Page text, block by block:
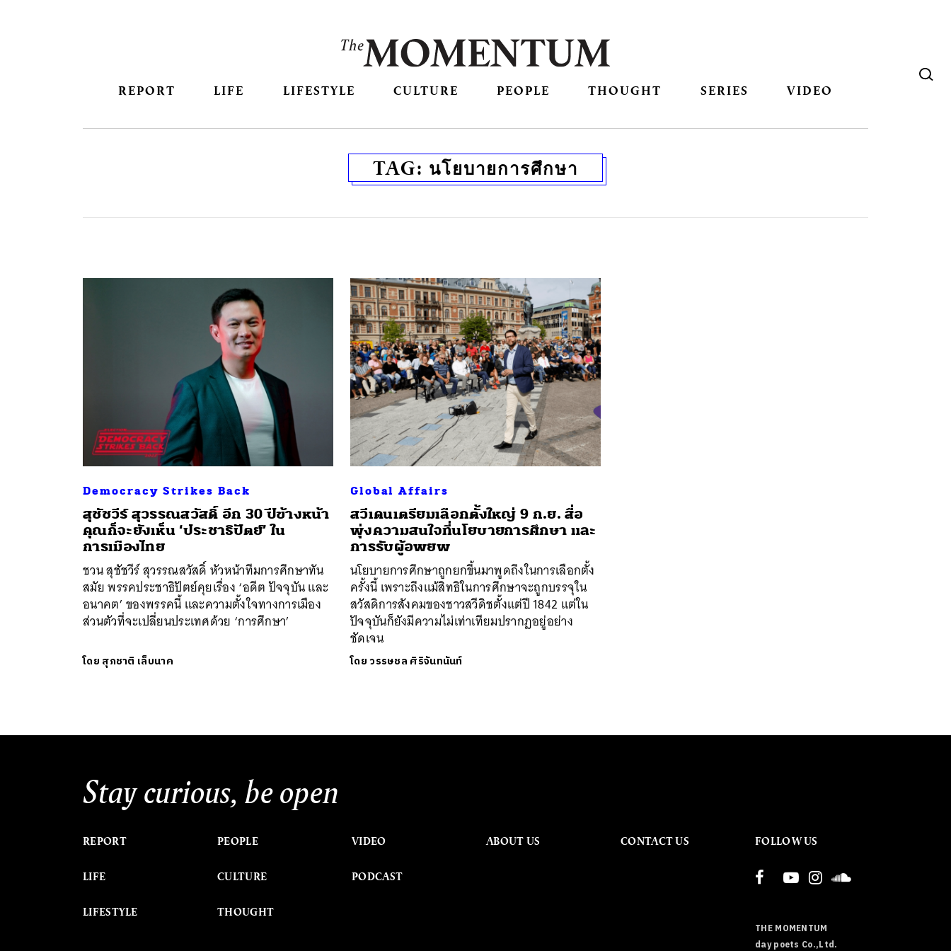
REPORT LIFE LIFESTYLE CULTURE PEOPLE THOUGHT SERIES VIDEO
TAG: นโยบายการศึกษา
Democracy Strikes Back
สุชัชวีร์ สุวรรณสวัสดิ์ อีก 30 ปีข้างหน้า
คุณก็จะยังเห็น ‘ประชาธิปัตย์’ ใน
การเมืองไทย
ชวน สุชัชวีร์ สุวรรณสวัสดิ์ หัวหน้าทีมการศึกษาทัน
สมัย พรรคประชาธิปัตย์คุยเรื่อง ‘อดีต ปัจจุบัน และ
อนาคต’ ของพรรคนี้ และความตั้งใจทางการเมือง
ส่วนตัวที่จะเปลี่ยนประเทศด้วย ‘การศึกษา’
โดย สุภชาติ เล็บนาค
Global Affairs
สวีเดนเตรียมเลือกตั้งใหญ่ 9 ก.ย. สื่อ
พุ่งความสนใจที่นโยบายการศึกษา และ
การรับผู้อพยพ
นโยบายการศึกษาถูกยกขึ้นมาพูดถึงในการเลือกตั้ง
ครั้งนี้ เพราะถึงแม้สิทธิในการศึกษาจะถูกบรรจุใน
สวัสดิการสังคมของชาวสวีดิชตั้งแต่ปี 1842 แต่ใน
ปัจจุบันก็ยังมีความไม่เท่าเทียมปรากฏอยู่อย่าง
ชัดเจน
โดยวรรษชล ศิริจันทนันท์
Stay curious, be open
REPORT
LIFE
LIFESTYLE
PEOPLE
CULTURE
THOUGHT
VIDEO
PODCAST
ABOUT US CONTACT US FOLLOW US
THE MOMENTUM
day poets Co.,Ltd.
SHARE TWEET